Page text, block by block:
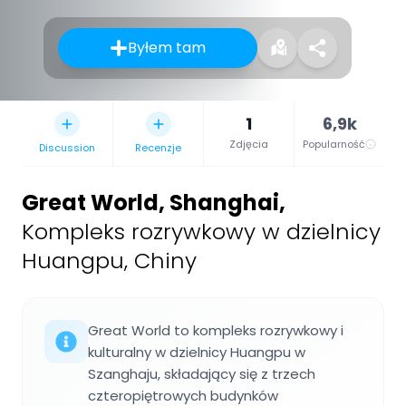
Byłem tam
Discussion Recenzje
1
Zdjęcia
6,9k
Popularność
Great World, Shanghai,
Kompleks rozrywkowy w dzielnicy
Huangpu, Chiny
Great World to kompleks rozrywkowy i
kulturalny w dzielnicy Huangpu w
Szanghaju, składający się z trzech
czteropiętrowych budynków